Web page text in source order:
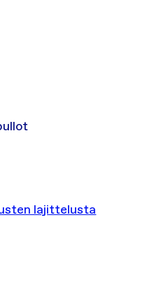
lajittelusta